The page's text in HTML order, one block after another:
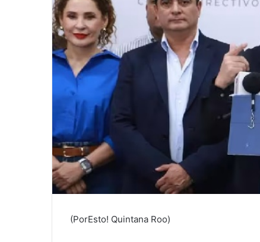
(PorEsto! Quintana Roo)